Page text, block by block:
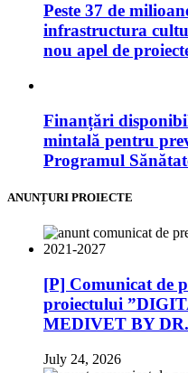
Peste 37 de
infrastructura
nou apel de
Finanțări
mintală pentru
Programul
ANUNȚURI PROIECTE
[P] Comunicat de
proiectului
MEDIVET BY
July 24, 2026